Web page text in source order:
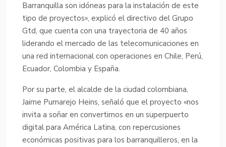
Barranquilla son idóneas para la instalación de este
tipo de proyectos», explicó el directivo del Grupo
Gtd, que cuenta con una trayectoria de 40 años
liderando el mercado de las telecomunicaciones en
una red internacional con operaciones en Chile, Perú,
Ecuador, Colombia y España.
Por su parte, el alcalde de la ciudad colombiana,
Jaime Pumarejo Heins, señaló que el proyecto «nos
invita a soñar en convertirnos en un superpuerto
digital para América Latina, con repercusiones
económicas positivas para los barranquilleros, en la